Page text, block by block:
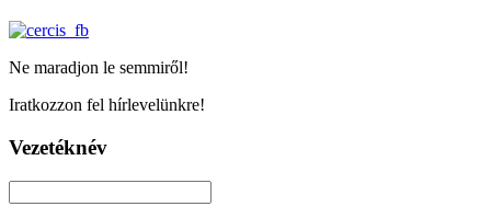
Ne maradjon le semmiről!
Iratkozzon fel hírlevelünkre!
Vezetéknév